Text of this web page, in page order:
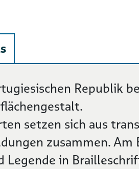
Republik
setzen sich aus
zusammen. Am
Legende in